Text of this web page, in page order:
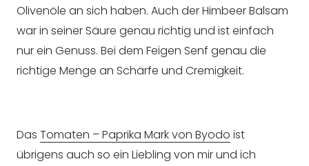
Olivenöle an sich haben. Auch der Himbeer Balsam
war in seiner Säure genau richtig und ist einfach
nur ein Genuss. Bei dem Feigen Senf genau die
richtige Menge an Schärfe und Cremigkeit.
Das Tomaten – Paprika Mark von Byodo ist
übrigens auch so ein Liebling von mir und ich